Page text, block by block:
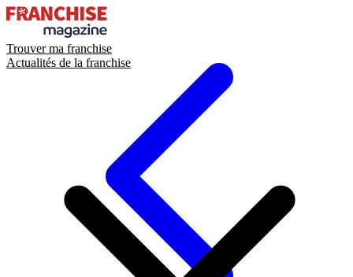
Trouver ma franchise
Actualités de la franchise